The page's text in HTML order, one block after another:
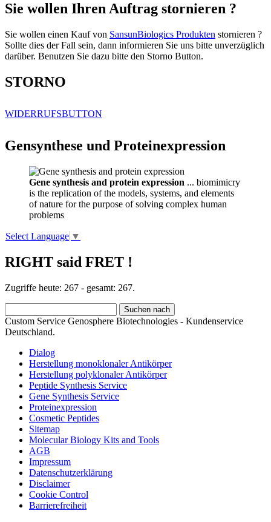
Sie wollen Ihren Auftrag stornieren ?
Sie wollen einen Kauf von SansunBiologics Produkten stornieren ?
Sollte dies der Fall sein, dann informieren Sie uns bitte unverzüglich
darüber. Benutzen Sie dazu bitte den Storno Button.
STORNO
WIDERRUFSBUTTON
Gensynthese und Proteinexpression
Gene synthesis and protein expression ... biomimicry
is the replication of the models, systems, and elements
of nature for the purpose of solving complex human
problems
Select Language ▼
RIGHT said FRET !
Zugriffe heute: 267 - gesamt: 267.
Custom Service Genosphere Biotechnologies - Kundenservice
Deutschland.
Dialog
Herstellung monoklonaler Antikörper
Herstellung polyklonaler Antikörper
Peptide Synthesis Service
Gene Synthesis Service
Proteinexpression
Cosmetic Peptides
Sitemap
Molecular Biology Kits and Tools
AGB
Impressum
Datenschutzerklärung
Disclaimer
Cookie Control
Barrierefreiheit